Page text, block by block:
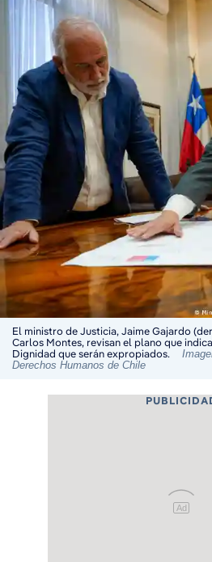
El ministro de Justicia, Jaime Gajardo
Carlos Montes, revisan el plano que
Dignidad que serán expropiados.
Derechos Humanos de Chile
Ad